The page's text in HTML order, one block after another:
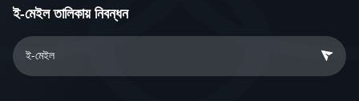
ই-মেইল তালিকায় নিবন্ধন